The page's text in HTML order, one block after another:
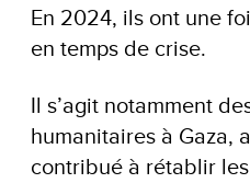
En 2024, ils ont une
en temps de crise.
Il s’agit notamment
humanitaires à Gaza,
contribué à rétablir